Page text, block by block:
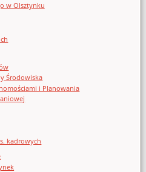
w Olsztynku
Środowiska
i Planowania
kadrowych